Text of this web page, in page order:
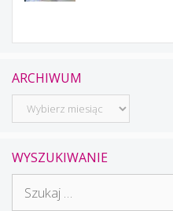
ARCHIWUM
Archiwum
WYSZUKIWANIE